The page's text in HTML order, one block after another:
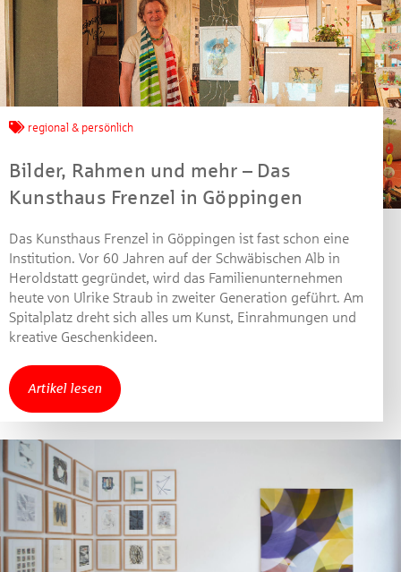
regional & persönlich
Bilder, Rahmen und mehr – Das
Kunsthaus Frenzel in Göppingen
Das Kunsthaus Frenzel in Göppingen ist fast schon eine
Institution. Vor 60 Jahren auf der Schwäbischen Alb in
Heroldstatt gegründet, wird das Familienunternehmen
heute von Ulrike Straub in zweiter Generation geführt. Am
Spitalplatz dreht sich alles um Kunst, Einrahmungen und
kreative Geschenkideen.
Artikel lesen